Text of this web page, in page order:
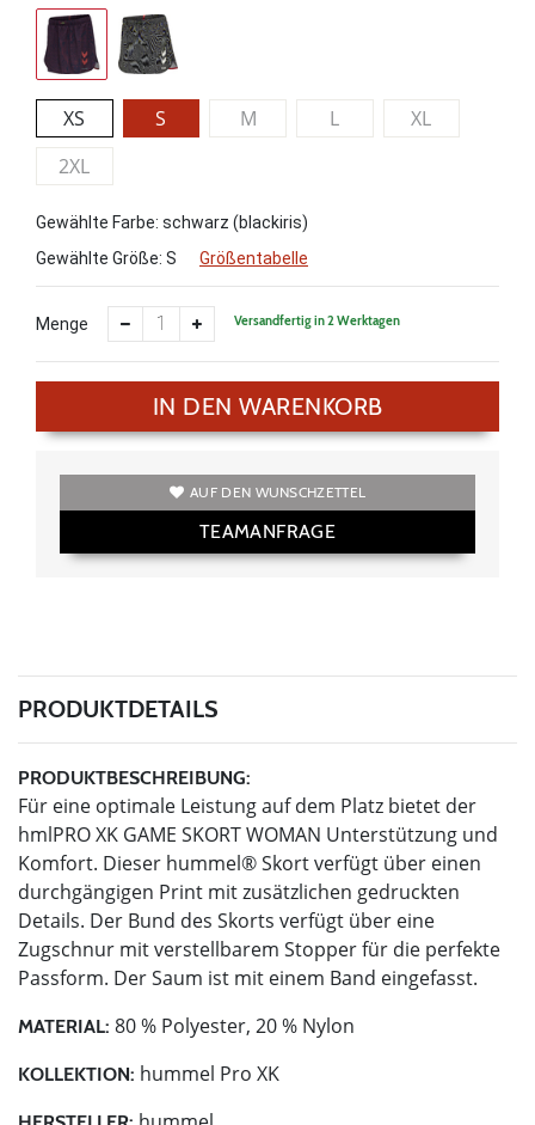
XS S M L
XL
2XL
Gewählte Farbe: schwarz (blackiris)
Gewählte Größe: S Größentabelle
Menge Versandfertig in 2 Werktagen
IN DEN WARENKORB
AUF DEN WUNSCHZETTEL
TEAMANFRAGE
PRODUKTDETAILS
PRODUKTBESCHREIBUNG:
Für eine optimale Leistung auf dem Platz bietet der
hmlPRO XK GAME SKORT WOMAN Unterstützung und
Komfort. Dieser hummel® Skort verfügt über einen
durchgängigen Print mit zusätzlichen gedruckten
Details. Der Bund des Skorts verfügt über eine
Zugschnur mit verstellbarem Stopper für die perfekte
Passform. Der Saum ist mit einem Band eingefasst.
MATERIAL: 80 % Polyester, 20 % Nylon
KOLLEKTION: hummel Pro XK